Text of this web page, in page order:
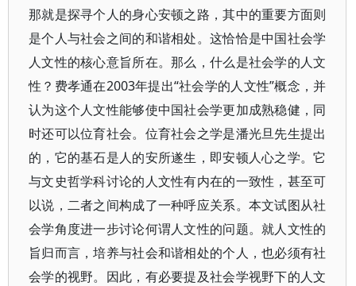
那就是探寻个人的身心安顿之路，其中的重要方面则
是个人与社会之间的和谐相处。这恰恰是中国社会学
人文性的核心意旨所在。那么，什么是社会学的人文
性？费孝通在2003年提出“社会学的人文性”概念，并
认为这个人文性能够使中国社会学更加成熟稳健，同
时还可以位育社会。位育社会之学是潘光旦先生提出
的，它的基石是人的安所遂生，即安顿人心之学。它
与文史哲学科讨论的人文性有内在的一致性，甚至可
以说，二者之间构成了一种呼应关系。本文试图从社
会学角度进一步讨论何谓人文性的问题。就人文性的
旨归而言，培养与社会和谐相处的个人，也必须有社
会学的视野。因此，有必要提及社会学视野下的人文